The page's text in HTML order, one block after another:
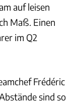
auf leisen
Maß. Einen
im Q2
Frédéric
sind so